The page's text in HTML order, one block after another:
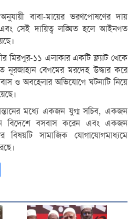
বাবা-মায়ের ভরণপোষণের দায়
সেই দায়িত্ব লঙ্ঘিত হলে আইনগত
মিরপুর-১১ এলাকার একটি ফ্ল্যাট থেকে
নূরজাহান বেগমের মরদেহ উদ্ধার করে
ও অবহেলার অভিযোগে ঘটনাটি নিয়ে
মধ্যে একজন যুগ্ম সচিব, একজন
বিদেশে বসবাস করেন এবং একজন
বিষয়টি সামাজিক যোগাযোগমাধ্যমে